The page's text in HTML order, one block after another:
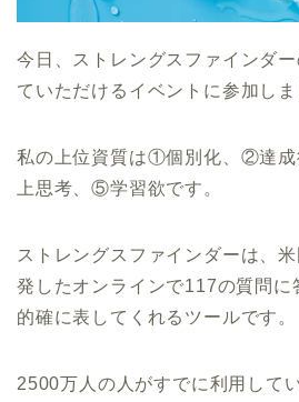
今日、ストレングスファインダ
ていただけるイベントに参加しま
私の上位資質は①個別化、②達
上思考、⑤学習欲です。
ストレングスファインダーは、
発したオンラインで117の質問に
的確に表してくれるツールです。
2500万人の人がすでに利用してい